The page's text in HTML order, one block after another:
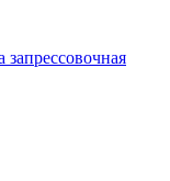
запрессовочная